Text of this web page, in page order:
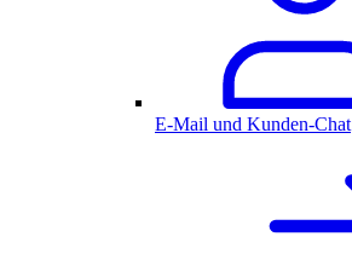
E-Mail und Kunden-Chat